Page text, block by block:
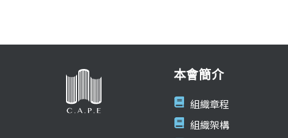
本會簡介
組織章程
組織架構